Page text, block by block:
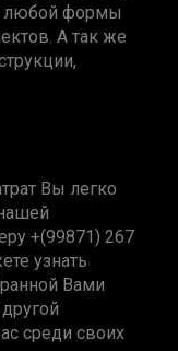
любой формы
А так же
Вы легко
+(99871) 267
узнать
Вами
среди своих